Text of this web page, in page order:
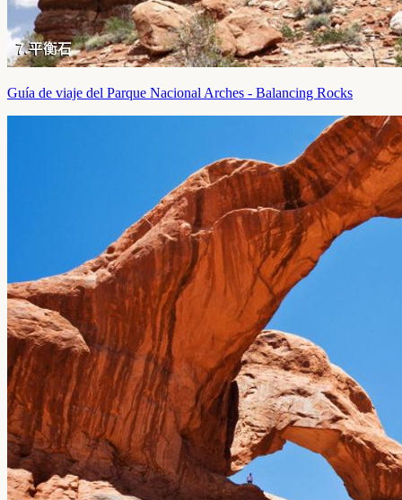
Guía de viaje del Parque Nacional Arches - Balancing Rocks